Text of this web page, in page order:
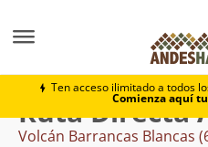
Ten acceso ilimitado a todos
Comienza aquí
Volcán
Ruta Directa
Volcán Barrancas Blancas